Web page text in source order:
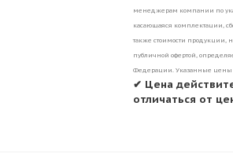
менеджерам компании по
касающаяся комплектации,
также стоимости продукции,
публичной офертой,
Федерации. Указанные цены
✔ Цена
отличаться от